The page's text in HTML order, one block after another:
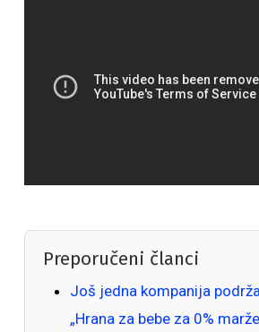
Preporučeni članci
Još jedna kompanija
„Hrana za bebe za 0%